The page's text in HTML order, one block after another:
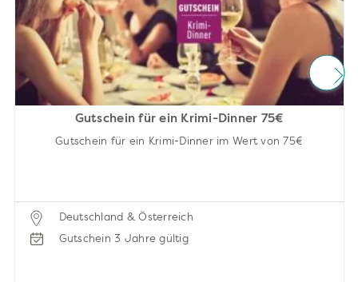
Gutschein für ein Krimi-Dinner 75€
Gutschein für ein Krimi-Dinner im Wert von 75€
Deutschland & Österreich
Gutschein 3 Jahre gültig